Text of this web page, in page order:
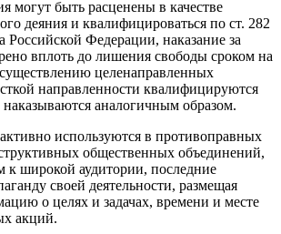
могут быть расценены в качестве
деяния и квалифицироваться по ст. 282
Российской Федерации, наказание за
вплоть до лишения свободы сроком на
целенаправленных
направленности квалифицируются
аналогичным образом.
используются в противоправных
общественных объединений,
к широкой аудитории, последние
своей деятельности, размещая
о целях и задачах, времени и месте
акций.